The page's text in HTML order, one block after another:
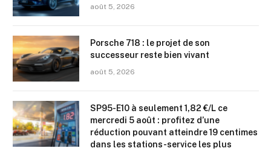
août 5, 2026
Porsche 718 : le projet de son
successeur reste bien vivant
août 5, 2026
SP95-E10 à seulement 1,82 €/L ce
mercredi 5 août : profitez d’une
réduction pouvant atteindre 19 centimes
dans les stations-service les plus